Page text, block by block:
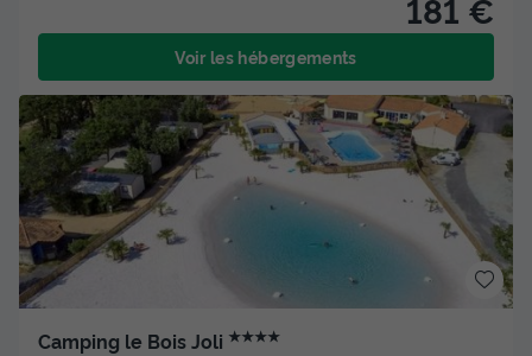
Voir les hébergements
Camping le Bois Joli ★★★★